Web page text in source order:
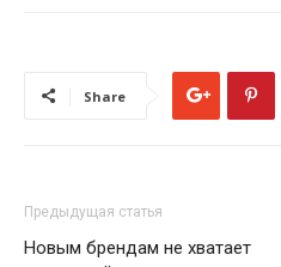
Share
Предыдущая статья
Новым брендам не хватает